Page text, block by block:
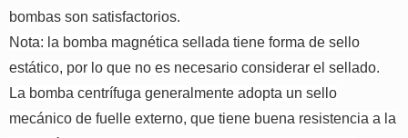
bombas son satisfactorios.
Nota: la bomba magnética sellada tiene forma de sello
estático, por lo que no es necesario considerar el sellado.
La bomba centrífuga generalmente adopta un sello
mecánico de fuelle externo, que tiene buena resistencia a la